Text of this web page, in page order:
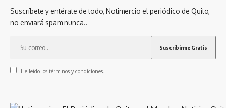
Suscríbete y entérate de todo, Notimercio el periódico de Quito,
no enviará spam nunca..
He leído los términos y condiciones.